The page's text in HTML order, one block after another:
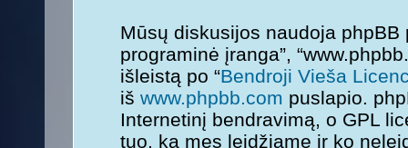
Mūsų diskusijos naudoja phpBB
programinė įranga”,
išleistą po “Bendroji Vieša
iš www.phpbb.com puslapio.
Internetinį bendravimą, o GPL
tuo, ką mes leidžiame ir ko